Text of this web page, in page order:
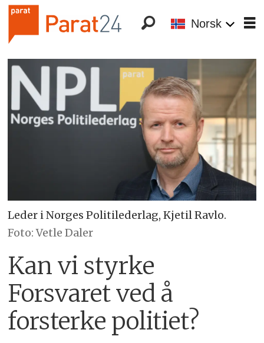
Norsk
Leder i Norges Politilederlag, Kjetil Ravlo.
Foto: Vetle Daler
Kan vi styrke
Forsvaret ved å
forsterke politiet?